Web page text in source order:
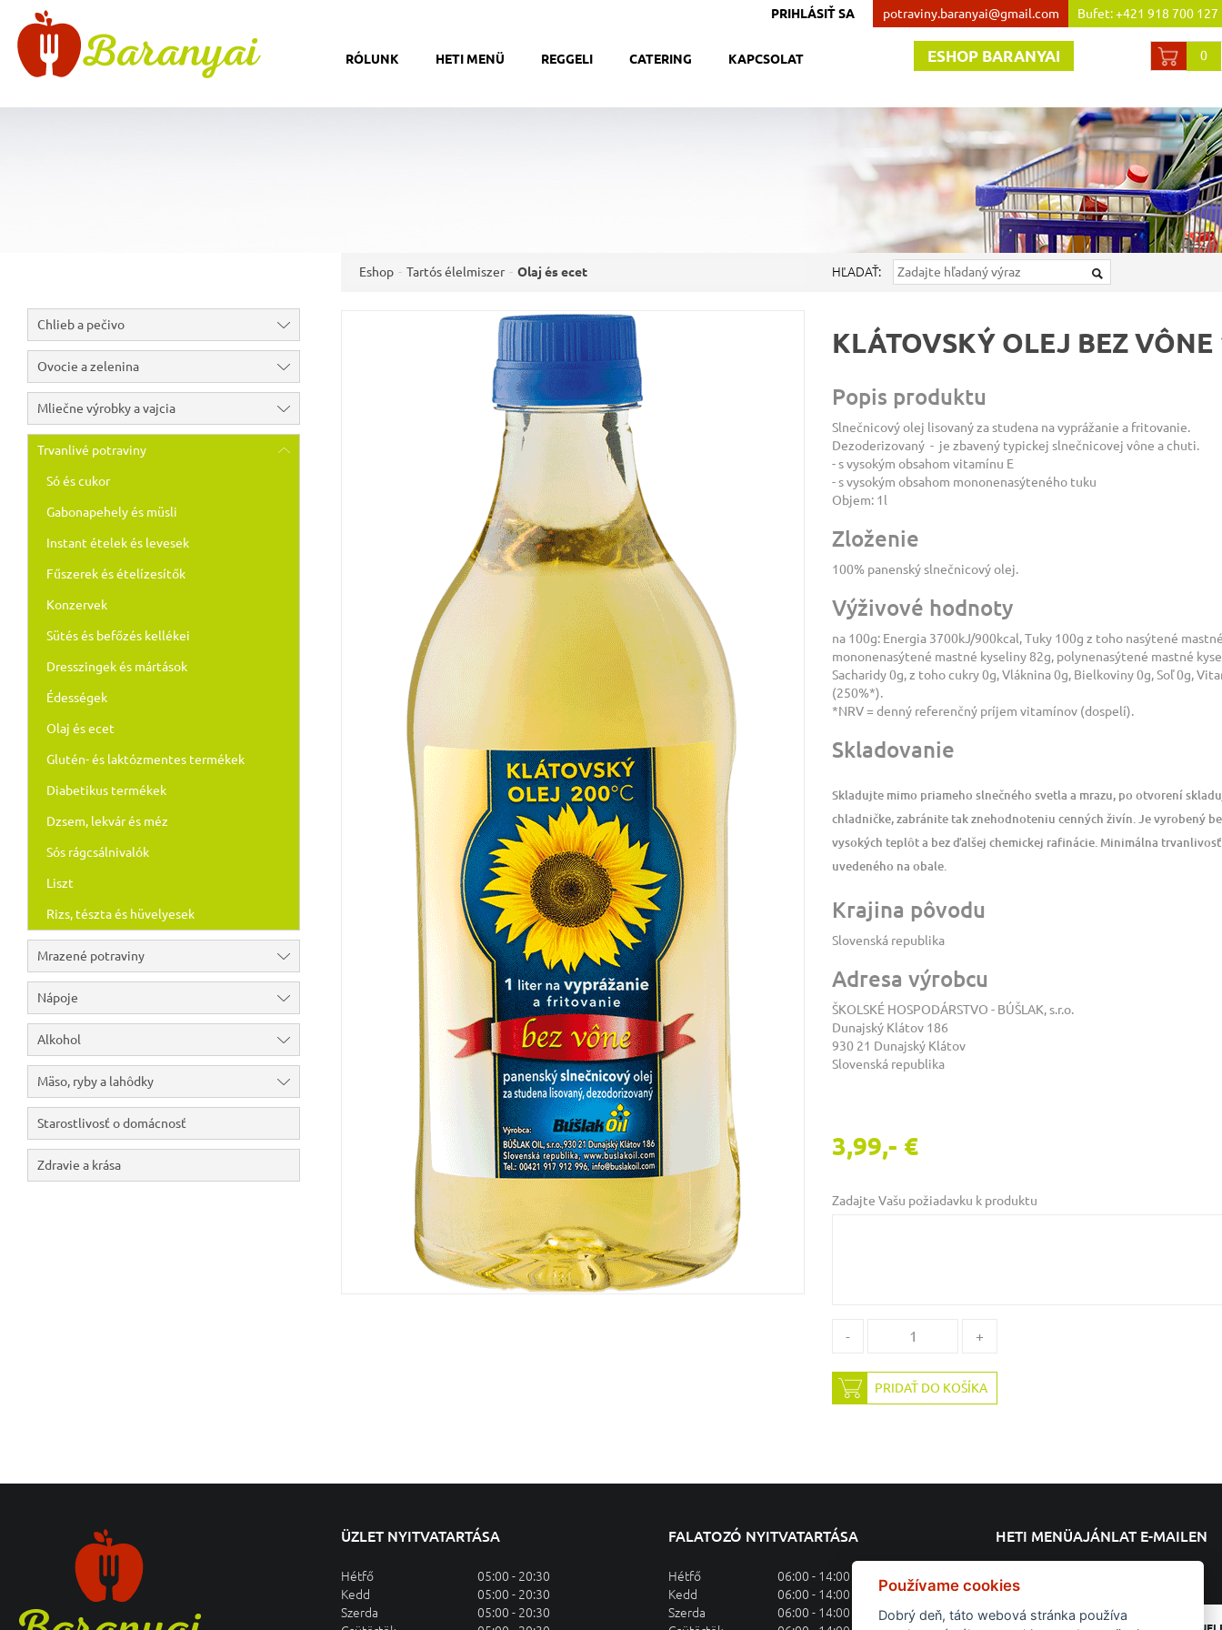
PRIHLÁSIŤ SA potraviny.baranyai@gmail.com
Bufet: +421 918 700 127
Obchod:+421 907 738
RÓLUNK
HETI MENÜ REGGELI CATERING KAPCSOLAT ESHOP BARANYAI 0
Chlieb a pečivo
Ovocie a zelenina
Mliečne výrobky a vajcia
Trvanlivé potraviny
Só és cukor
Gabonapehely és müsli
Instant ételek és levesek
Fűszerek és ételízesítők
Konzervek
Sütés és befőzés kellékei
Dresszingek és mártások
Édességek
Olaj és ecet
Glutén- és laktózmentes termékek
Diabetikus termékek
Dzsem, lekvár és méz
Sós rágcsálnivalók
Liszt
Rizs, tészta és hüvelyesek
Mrazené potraviny
Nápoje
Alkohol
Mäso, ryby a lahôdky
Starostlivosť o domácnosť
Zdravie a krása
Eshop Tartós élelmiszer Olaj és ecet HĽADAŤ:
KLÁTOVSKÝ OLEJ BEZ VÔNE
Popis produktu
Slnečnicový olej lisovaný za studena na vyprážanie a fritovanie.
Dezoderizovaný - je zbavený typickej slnečnicovej vône a chuti.
- s vysokým obsahom vitamínu E
- s vysokým obsahom mononenasýteného tuku
Objem: 1l
Zloženie
100% panenský slnečnicový olej.
Výživové hodnoty
na 100g: Energia 3700kJ/900kcal, Tuky 100g z toho nasýtené
mononenasýtené mastné kyseliny 82g, polynenasýtené mastné
Sacharidy 0g, z toho cukry 0g, Vláknina 0g, Bielkoviny 0g, Soľ 0g,
(250%*).
*NRV = denný referenčný príjem vitamínov (dospelí).
Skladovanie
Skladujte mimo priameho slnečného svetla a mrazu, po otvorení
chladničke, zabránite tak znehodnoteniu cenných živín. Je vyrobený
vysokých teplôt a bez ďalšej chemickej rafinácie. Minimálna
uvedeného na obale.
Krajina pôvodu
Slovenská republika
Adresa výrobcu
ŠKOLSKÉ HOSPODÁRSTVO - BÚŠLAK, s.r.o.
Dunajský Klátov 186
930 21 Dunajský Klátov
Slovenská republika
3,99,- €
Zadajte Vašu požiadavku k produktu
- +
PRIDAŤ DO KOŠÍKA
ÜZLET NYITVATARTÁSA
Hétfő
05:00 - 20:30
Kedd
05:00 - 20:30
Szerda
05:00 - 20:30
FALATOZÓ NYITVATARTÁSA
Hétfő
06:00 - 14:00
Kedd
06:00 - 14:00
Szerda
06:00 - 14:00
HETI MENÜAJÁNLAT E-MAILEN
Feliratkozás a heti menüajánlatra
Používame cookies
Dobrý deň, táto webová stránka používa